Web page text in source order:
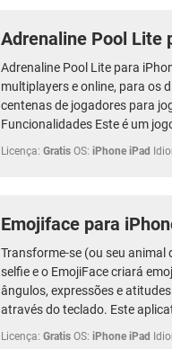
Adrenaline Pool Lite
Adrenaline Pool Lite para
multiplayers e online, para os
centenas de jogadores para
Funcionalidades Este é um
Licença: Gratis OS: iPhone iPad
Emojiface para
Transforme-se (ou seu animal
selfie e o EmojiFace criará
ângulos, expressões e
através do teclado. Este
Licença: Gratis OS: iPhone iPad